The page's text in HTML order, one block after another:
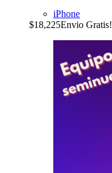
iPhone
$18,225Envio Gratis!